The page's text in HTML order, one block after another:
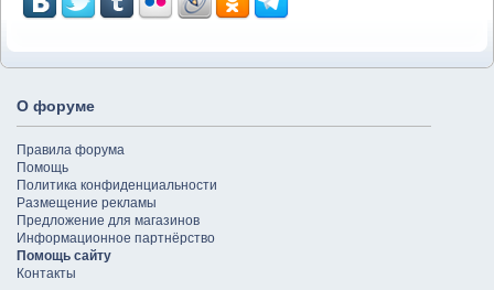
О форуме
Правила форума
Помощь
Политика конфиденциальности
Размещение рекламы
Предложение для магазинов
Информационное партнёрство
Помощь сайту
Контакты